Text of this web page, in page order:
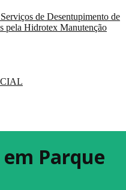
de Desentupimento de
pela Hidrotex Manutenção
Parque